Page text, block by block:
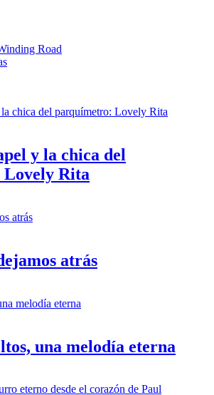
Road
y la chica del
Rita
atrás
una melodía eterna